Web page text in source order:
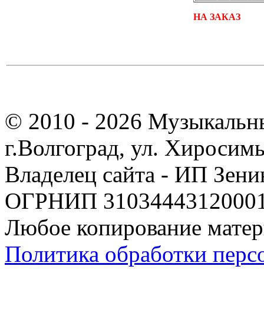
НА ЗАКАЗ
© 2010 - 2026
г.Волгоград, ул.
Владелец сайта - ИП
ОГРНИП
Любое копирование
Политика обработки